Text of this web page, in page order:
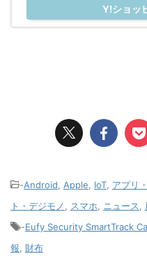
Y!ショッ
-Android Apple IoT アプリ
ト・デジモノ
スマホ ニュース
-Eufy Security SmartTrack
報
財布